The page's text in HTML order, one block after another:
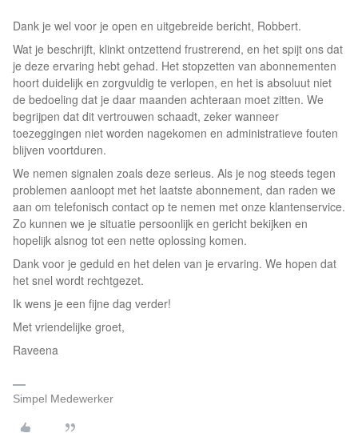
Dank je wel voor je open en uitgebreide bericht, Robbert.
Wat je beschrijft, klinkt ontzettend frustrerend, en het spijt ons dat
je deze ervaring hebt gehad. Het stopzetten van abonnementen
hoort duidelijk en zorgvuldig te verlopen, en het is absoluut niet
de bedoeling dat je daar maanden achteraan moet zitten. We
begrijpen dat dit vertrouwen schaadt, zeker wanneer
toezeggingen niet worden nagekomen en administratieve fouten
blijven voortduren.
We nemen signalen zoals deze serieus. Als je nog steeds tegen
problemen aanloopt met het laatste abonnement, dan raden we
aan om telefonisch contact op te nemen met onze klantenservice.
Zo kunnen we je situatie persoonlijk en gericht bekijken en
hopelijk alsnog tot een nette oplossing komen.
Dank voor je geduld en het delen van je ervaring. We hopen dat
het snel wordt rechtgezet.
Ik wens je een fijne dag verder!
Met vriendelijke groet,
Raveena
Simpel Medewerker